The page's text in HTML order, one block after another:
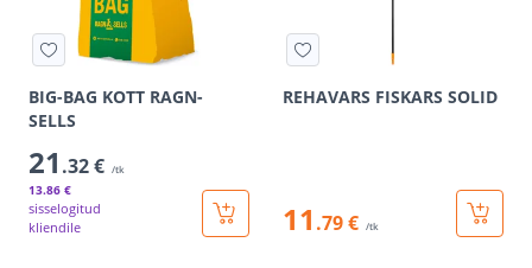
BIG-BAG KOTT RAGN-
SELLS
21 .32 € /tk
13.86 €
sisselogitud
kliendile
REHAVARS FISKARS SOLID
11 .79 € /tk